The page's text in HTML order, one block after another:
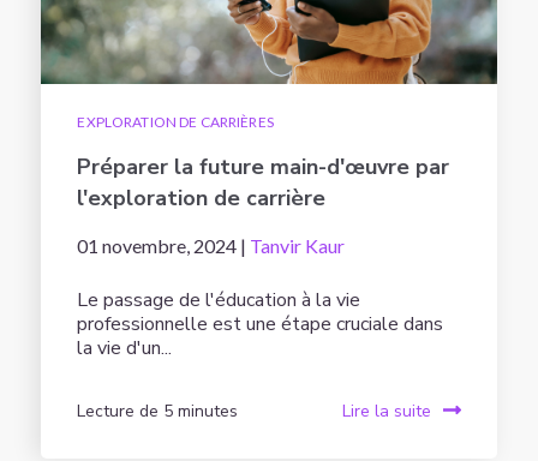
EXPLORATION DE CARRIÈRES
Préparer la future main-d'œuvre par
l'exploration de carrière
01 novembre, 2024 | Tanvir Kaur
Le passage de l'éducation à la vie
professionnelle est une étape cruciale dans
la vie d'un...
Lecture de 5 minutes Lire la suite